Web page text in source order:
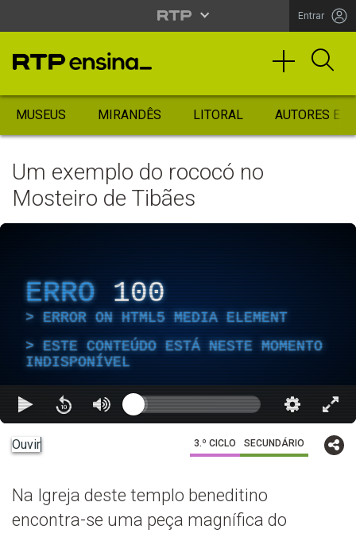
Entrar
MUSEUS MIRANDÊS LITORAL AUTORES
Um exemplo do rococó no
Mosteiro de Tibães
ERRO 100
ERROR ON HTML5 MEDIA ELEMENT
ESTE CONTEÚDO ESTÁ NESTE MOMENTO
INDISPONÍVEL
Ouvir 3.º CICLO SECUNDÁRIO
Na Igreja deste templo beneditino
encontra-se uma peça magnífica do